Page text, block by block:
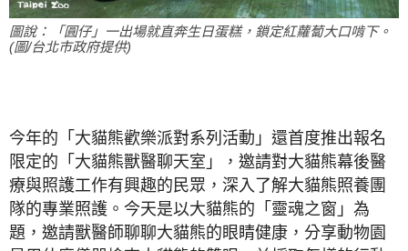
圖說：「圓仔」一出場就直奔生日蛋糕，鎖定紅蘿蔔大口啃下。
(圖/台北市政府提供)
今年的「大貓熊歡樂派對系列活動」還首度推出報名
限定的「大貓熊獸醫聊天室」，邀請對大貓熊幕後醫
療與照護工作有興趣的民眾，深入了解大貓熊照養團
隊的專業照護。今天是以大貓熊的「靈魂之窗」為
題，邀請獸醫師聊聊大貓熊的眼睛健康，分享動物園